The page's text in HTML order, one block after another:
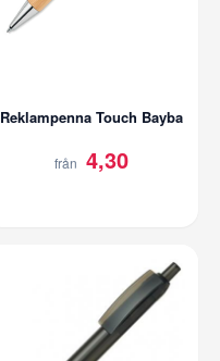
Reklampenna Touch Bayba
från 4,30